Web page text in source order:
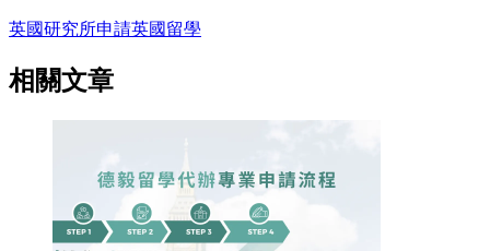
英國研究所申請英國留學
相關文章